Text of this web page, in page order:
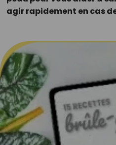
agir rapidement en cas